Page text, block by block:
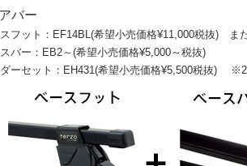
バー
ット：EF14BL(希望小売価格¥11,000税抜) ま
ー：EB2～(希望小売価格¥5,000～税抜)
セット：EH431(希望小売価格¥5,500税抜)